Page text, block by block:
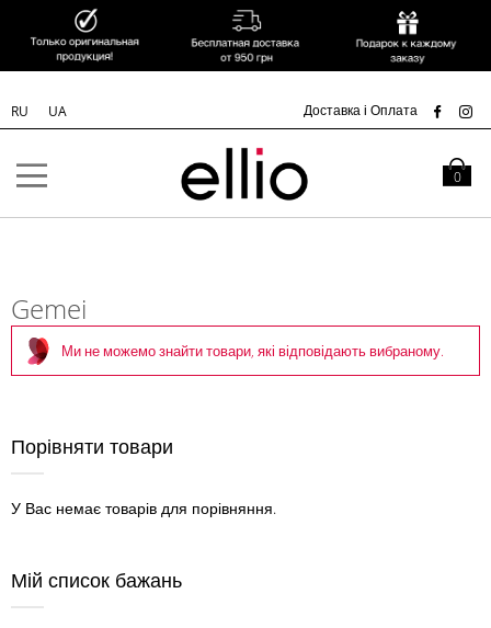
Skip to
RU UA Доставка і Оплата
Кошик
0
Gemei
Ми не можемо знайти товари, які відповідають вибраному.
Порівняти товари
У Вас немає товарів для порівняння.
Мій список бажань